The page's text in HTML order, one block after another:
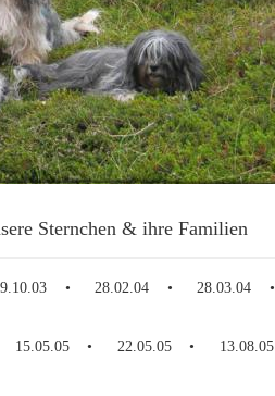
Sternchen & ihre Familien
28.02.04 28.03.04
15.05.05 22.05.05 13.08.05